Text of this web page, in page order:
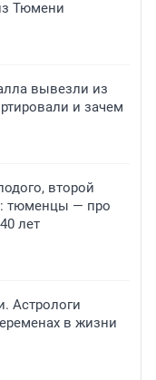
Тюмени
вывезли из
и зачем
второй
тюменцы — про
лет
Астрологи
в жизни